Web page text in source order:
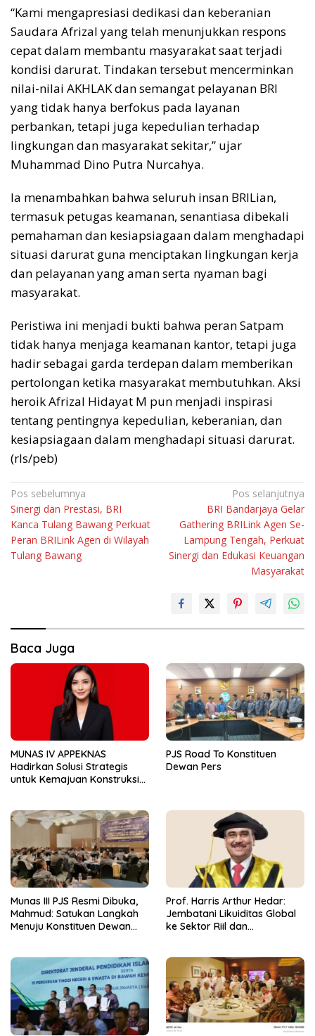
“Kami mengapresiasi dedikasi dan keberanian
Saudara Afrizal yang telah menunjukkan respons
cepat dalam membantu masyarakat saat terjadi
kondisi darurat. Tindakan tersebut mencerminkan
nilai-nilai AKHLAK dan semangat pelayanan BRI
yang tidak hanya berfokus pada layanan
perbankan, tetapi juga kepedulian terhadap
lingkungan dan masyarakat sekitar,” ujar
Muhammad Dino Putra Nurcahya.
Ia menambahkan bahwa seluruh insan BRILian,
termasuk petugas keamanan, senantiasa dibekali
pemahaman dan kesiapsiagaan dalam menghadapi
situasi darurat guna menciptakan lingkungan kerja
dan pelayanan yang aman serta nyaman bagi
masyarakat.
Peristiwa ini menjadi bukti bahwa peran Satpam
tidak hanya menjaga keamanan kantor, tetapi juga
hadir sebagai garda terdepan dalam memberikan
pertolongan ketika masyarakat membutuhkan. Aksi
heroik Afrizal Hidayat M pun menjadi inspirasi
tentang pentingnya kepedulian, keberanian, dan
kesiapsiagaan dalam menghadapi situasi darurat.
(rls/peb)
Navigasi
pos
Pos sebelumnya
Sinergi dan Prestasi, BRI
Kanca Tulang Bawang Perkuat
Peran BRILink Agen di Wilayah
Tulang Bawang
Pos selanjutnya
BRI Bandarjaya Gelar
Gathering BRILink Agen Se-
Lampung Tengah, Perkuat
Sinergi dan Edukasi Keuangan
Masyarakat
Baca Juga
MUNAS IV APPEKNAS
Hadirkan Solusi Strategis
untuk Kemajuan Konstruksi
PJS Road To Konstituen
Dewan Pers
Munas III PJS Resmi Dibuka,
Mahmud: Satukan Langkah
Menuju Konstituen Dewan
Prof. Harris Arthur Hedar:
Jembatani Likuiditas Global
ke Sektor Riil dan
PFII